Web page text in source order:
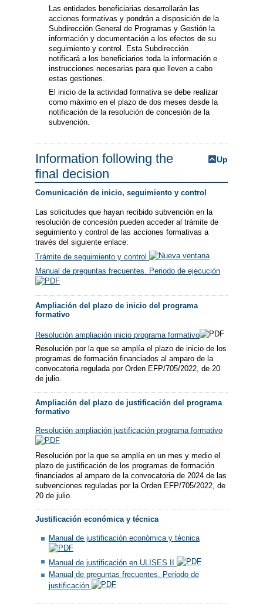
Las entidades beneficiarias desarrollarán las
acciones formativas y pondrán a disposición de la
Subdirección General de Programas y Gestión la
información y documentación a los efectos de su
seguimiento y control. Esta Subdirección
notificará a los beneficiarios toda la información e
instrucciones necesarias para que lleven a cabo
estas gestiones.
El inicio de la actividad formativa se debe realizar
como máximo en el plazo de dos meses desde la
notificación de la resolución de concesión de la
subvención.
Information following the
final decision
Up
Comunicación de inicio, seguimiento y control
Las solicitudes que hayan recibido subvención en la
resolución de concesión pueden acceder al trámite de
seguimiento y control de las acciones formativas a
través del siguiente enlace:
Trámite de seguimiento y control
Manual de preguntas frecuentes. Periodo de ejecución
Ampliación del plazo de inicio del programa
formativo
Resolución ampliación inicio programa formativo
Resolución por la que se amplía el plazo de inicio de los
programas de formación financiados al amparo de la
convocatoria regulada por Orden EFP/705/2022, de 20
de julio.
Ampliación del plazo de justificación del programa
formativo
Resolución ampliación justificación programa formativo
Resolución por la que se amplía en un mes y medio el
plazo de justificación de los programas de formación
financiados al amparo de la convocatoria de 2024 de las
subvenciones reguladas por la Orden EFP/705/2022, de
20 de julio.
Justificación económica y técnica
Manual de justificación económica y técnica
Manual de justificación en ULISES II
Manual de preguntas frecuentes. Periodo de
justificación